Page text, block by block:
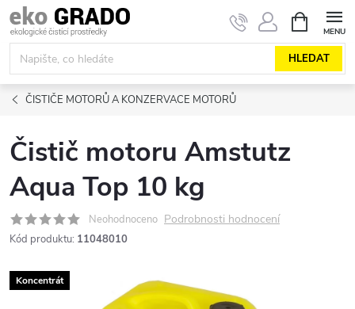
Přejít
na
obsah
HLEDAT
NÁKUPNÍ
KOŠÍK
ČISTIČE MOTORŮ A KONZERVACE MOTORŮ
Čistič motoru Amstutz
Aqua Top 10 kg
Neohodnoceno Podrobnosti hodnocení
Kód produktu: 11048010
Koncentrát